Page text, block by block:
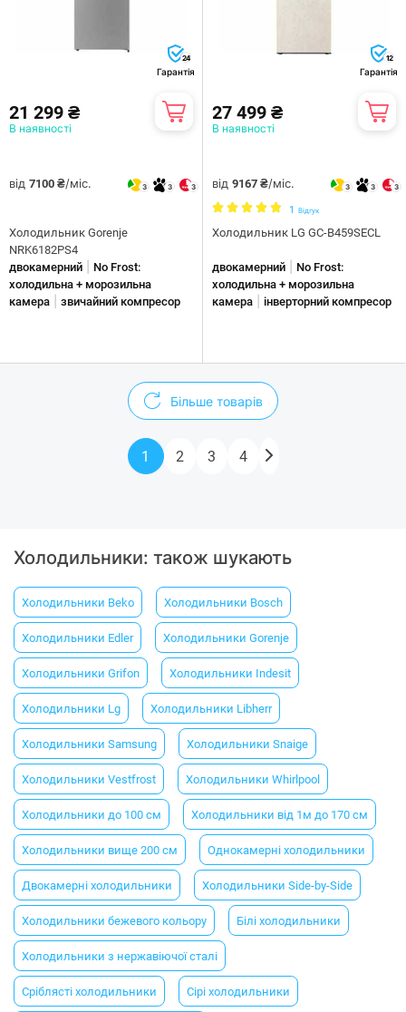
24
Гарантія
21 299 ₴
В наявності
від 7100 ₴/міс. 3 3 3
Холодильник Gorenje
NRK6182PS4
двокамерний
No Frost:
холодильна + морозильна
камера
звичайний компресор
12
Гарантія
27 499 ₴
В наявності
від 9167 ₴/міс. 3 3 3
1 Відгук
Холодильник LG GC-B459SECL
двокамерний
No Frost:
холодильна + морозильна
камера
інверторний компресор
Більше товарів
1 2 3 4
Холодильники: також шукають
Холодильники Beko Холодильники Bosсh
Холодильники Еdler Холодильники Gorenje
Холодильники Grifon Холодильники Indesit
Холодильники Lg Холодильники Libherr
Холодильники Samsung Холодильники Snaige
Холодильники Vestfrost Холодильники Whirlpool
Холодильники до 100 см Холодильники від 1м до 170 см
Холодильники вище 200 см Однокамерні холодильники
Двокамерні холодильники Холодильники Side-by-Side
Холодильники бежевого кольору Білі холодильники
Холодильники з нержавіючої сталі
Сріблясті холодильники Сірі холодильники